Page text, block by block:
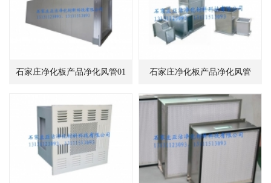
石家庄净化板产品净化风管01 石家庄净化板产品净化风管